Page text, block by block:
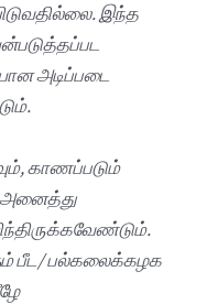
இந்த
அடிப்படை
காணப்படும்
அனைத்து
பீட/ பல்கலைக்கழக